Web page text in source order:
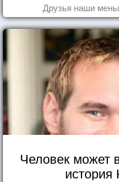
Друзья наши
Человек может
история